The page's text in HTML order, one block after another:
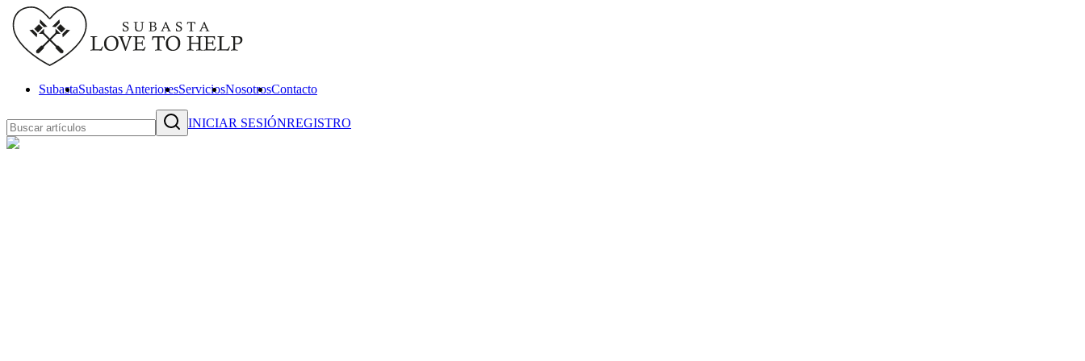
SubastaSubastas AnterioresServiciosNosotrosContacto
INICIAR SESIÓNREGISTRO